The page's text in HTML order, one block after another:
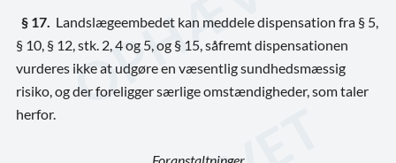
§ 17. Landslægeembedet kan meddele dispensation fra § 5,
§ 10, § 12, stk. 2, 4 og 5, og § 15, såfremt dispensationen
vurderes ikke at udgøre en væsentlig sundhedsmæssig
risiko, og der foreligger særlige omstændigheder, som taler
herfor.
Foranstaltninger